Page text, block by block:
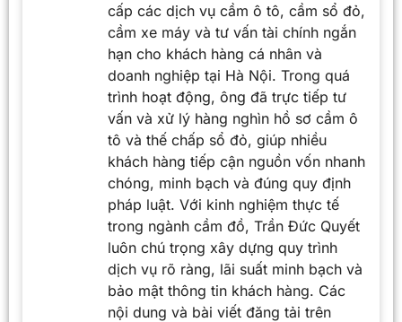
cấp các dịch vụ cầm ô tô, cầm sổ đỏ,
cầm xe máy và tư vấn tài chính ngắn
hạn cho khách hàng cá nhân và
doanh nghiệp tại Hà Nội. Trong quá
trình hoạt động, ông đã trực tiếp tư
vấn và xử lý hàng nghìn hồ sơ cầm ô
tô và thế chấp sổ đỏ, giúp nhiều
khách hàng tiếp cận nguồn vốn nhanh
chóng, minh bạch và đúng quy định
pháp luật. Với kinh nghiệm thực tế
trong ngành cầm đồ, Trần Đức Quyết
luôn chú trọng xây dựng quy trình
dịch vụ rõ ràng, lãi suất minh bạch và
bảo mật thông tin khách hàng. Các
nội dung và bài viết đăng tải trên